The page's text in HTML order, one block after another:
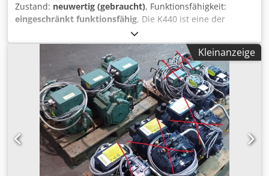
Zustand: neuwertig (gebraucht), Funktionsfähigkeit:
eingeschränkt funktionsfähig, Die K440 ist eine der
Hochleistungsbandsägen. Dank der optimalen
Bandgeschwindigkeit ist die Vertikalsäge ideal zum
Schneiden großer Mengen frischer und gefrorener Stücke.
Zum Sägen von gefrorenen Fisch- und Fleischblöcken
geeignet. Die stationäre K440-Säge mit Rollenschiebetisch
ist für den universellen Einsatz in Zerlegereien,
Supermärkten sowie in der Fleisch- und Fischindustrie
geeignet. Nützliche Maße: Raddurchmesser: 430 mm
Bandsägeblatt: 3370×16 mm Dodsx S I Rbopfx Am Tjck
Maximale Schnitthöhe: 415 mm Maximaler
Seitendurchlass: 410 mm
Kleinanzeige